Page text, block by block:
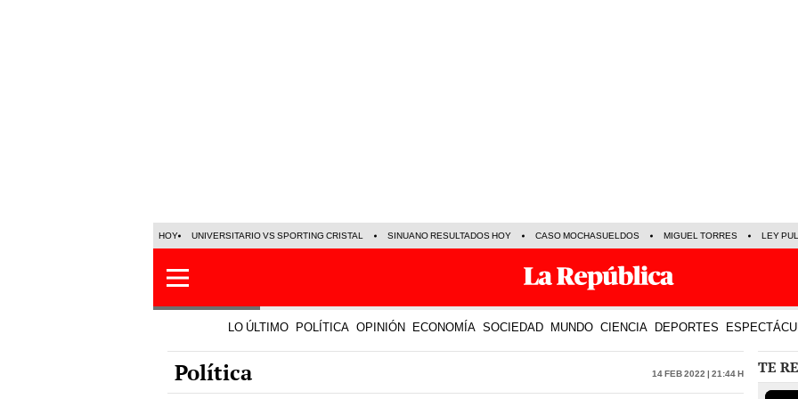
HOY UNIVERSITARIO VS SPORTING CRISTAL SINUANO RESULTADOS HOY CASO MOCHASUELDOS MIGUEL TORRES LEY
LO ÚLTIMO POLÍTICA OPINIÓN ECONOMÍA SOCIEDAD MUNDO CIENCIA DEPORTES
Política 14 Feb 2022 | 21:44 h TE